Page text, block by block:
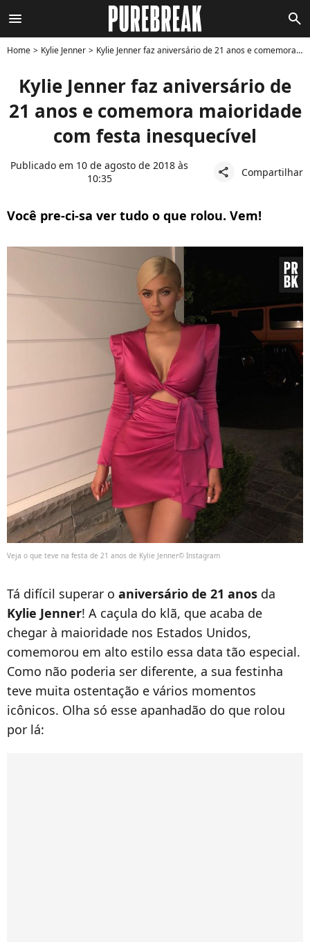
menu search
Home Kylie Jenner Kylie Jenner faz aniversário de 21 anos e comemora maioridade com festa inesquecível
Kylie Jenner faz aniversário de
21 anos e comemora maioridade
com festa inesquecível
Publicado em 10 de agosto de 2018 às
10:35
share Compartilhar
Você pre-ci-sa ver tudo o que rolou. Vem!
Veja o que teve na festa de 21 anos de Kylie Jenner© Instagram
Tá difícil superar o aniversário de 21 anos da
Kylie Jenner! A caçula do klã, que acaba de
chegar à maioridade nos Estados Unidos,
comemorou em alto estilo essa data tão especial.
Como não poderia ser diferente, a sua festinha
teve muita ostentação e vários momentos
icônicos. Olha só esse apanhadão do que rolou
por lá: